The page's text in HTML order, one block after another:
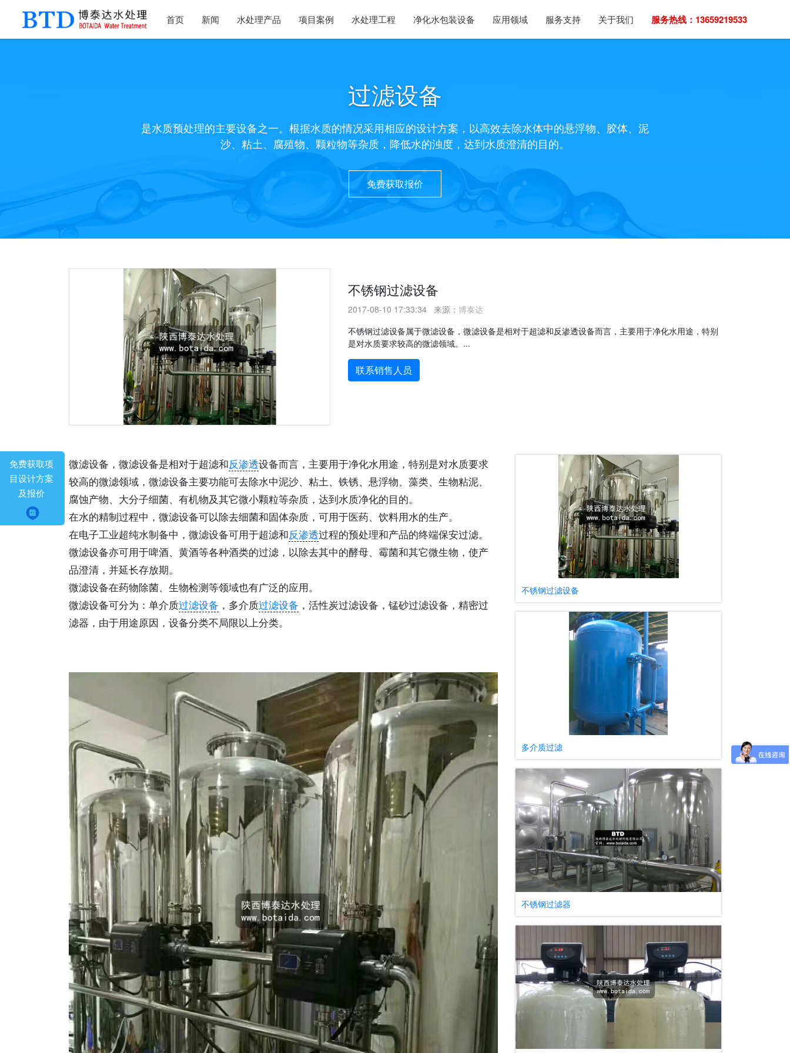
首页 新闻 水处理产品 项目案例 水处理工程 净化水包装设备 应用领域 服务支持 关于我们 服务热线：13659219533
过滤设备
是水质预处理的主要设备之一。根据水质的情况采用相应的设计方案，以高效去除水体中的悬浮物、胶体、泥
沙、粘土、腐殖物、颗粒物等杂质，降低水的浊度，达到水质澄清的目的。
免费获取报价
不锈钢过滤设备
2017-08-10 17:33:34 来源： 博泰达
不锈钢过滤设备属于微滤设备，微滤设备是相对于超滤和反渗透设备而言，主要用于净化水用途，特别
是对水质要求较高的微滤领域。...
联系销售人员
微滤设备，微滤设备是相对于超滤和反渗透设备而言，主要用于净化水用途，特别是对水质要求
较高的微滤领域，微滤设备主要功能可去除水中泥沙、粘土、铁锈、悬浮物、藻类、生物粘泥、
腐蚀产物、大分子细菌、有机物及其它微小颗粒等杂质，达到水质净化的目的。
在水的精制过程中，微滤设备可以除去细菌和固体杂质，可用于医药、饮料用水的生产。
在电子工业超纯水制备中，微滤设备可用于超滤和反渗透过程的预处理和产品的终端保安过滤。
微滤设备亦可用于啤酒、黄酒等各种酒类的过滤，以除去其中的酵母、霉菌和其它微生物，使产
品澄清，并延长存放期。
微滤设备在药物除菌、生物检测等领域也有广泛的应用。
微滤设备可分为：单介质过滤设备 ，多介质过滤设备 ，活性炭过滤设备，锰砂过滤设备，精密过
滤器，由于用途原因，设备分类不局限以上分类。
不锈钢过滤设备
多介质过滤
不锈钢过滤器
免费获取项
目设计方案
及报价